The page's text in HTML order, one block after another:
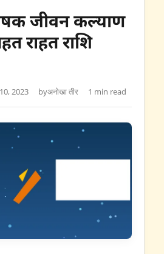
जीवन कल्याण
राहत राशि
2023 byअनोखा तीर 1 min read